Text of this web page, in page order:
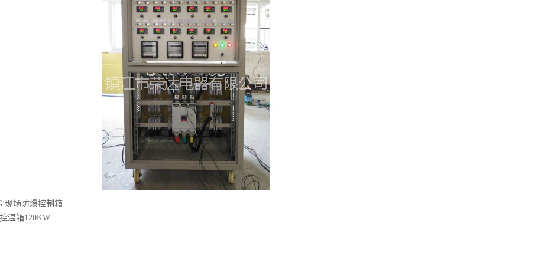
现场防爆控制箱
温箱120KW